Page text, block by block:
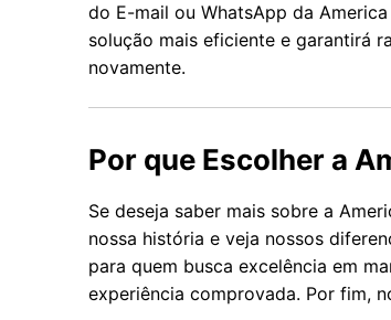
do E-mail ou WhatsApp da
solução mais eficiente e garantirá
novamente.
Por que Escolher a
Se deseja saber mais sobre a
nossa história e veja nossos
para quem busca excelência em
experiência comprovada. Por fim,